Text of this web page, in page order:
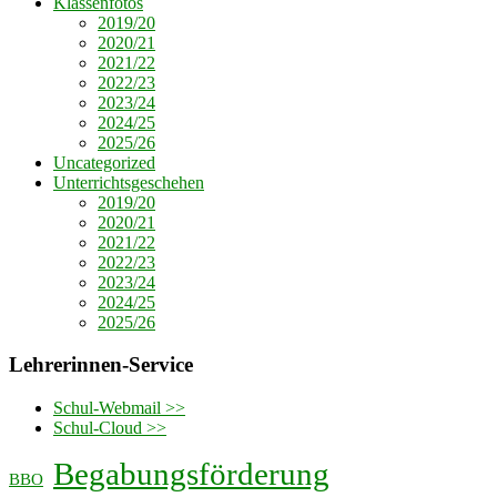
2019/20
2020/21
2021/22
2022/23
2023/24
2024/25
2025/26
Uncategorized
Unterrichtsgeschehen
2019/20
2020/21
2021/22
2022/23
2023/24
2024/25
2025/26
Lehrerinnen-Service
Schul-Webmail >>
Schul-Cloud >>
BBO Begabungsförderung